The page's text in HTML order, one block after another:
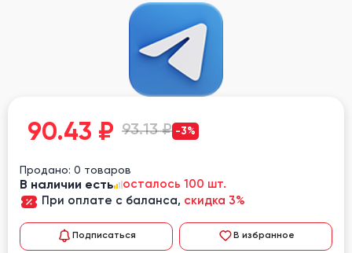
90.43 ₽ 93.13 ₽ -3%
Продано: 0 товаров
В наличии есть
осталось 100 шт.
При оплате с баланса, скидка 3%
Подписаться В избранное